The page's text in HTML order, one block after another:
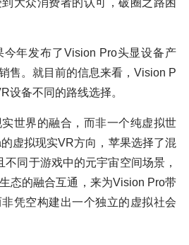
年发布了Vision Pro头显设备产
售。就目前的信息来看，Vision P
设备不同的路线选择。
世界的融合，而非一个纯虚拟世
虚拟现实VR方向，苹果选择了混
同于游戏中的元宇宙空间场景，
态的融合互通，来为Vision Pro带
凭空构建出一个独立的虚拟社会